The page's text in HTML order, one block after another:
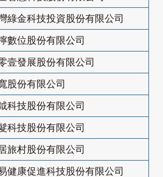
綠金科技投資股份有限公司
數位股份有限公司
壹發展股份有限公司
股份有限公司
科技股份有限公司
科技股份有限公司
旅村股份有限公司
健康促進科技股份有限公司